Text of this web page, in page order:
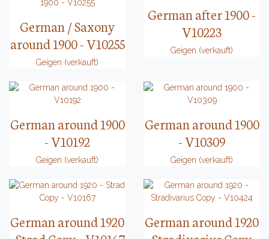
German / Saxony
around 1900 - V10255
Geigen (verkauft)
German after 1900 -
V10223
Geigen (verkauft)
German around 1900
- V10192
Geigen (verkauft)
German around 1900
- V10309
Geigen (verkauft)
German around 1920
German around 1920